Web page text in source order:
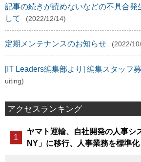
記事の続きが読めないなどの不具合発
して
(2022/12/14)
定期メンテナンスのお知らせ (2022/
[IT Leaders編集部より] 編集スタッフ
uiting)
アクセスランキング
ヤマト運輸、自社開発の人事シ
NY」に移行、人事業務を標準